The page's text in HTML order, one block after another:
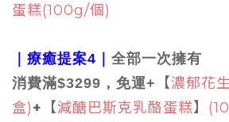
蛋糕(100g/個)
｜療癒提案4
全部一次擁有
消費滿$3299， 免運+ 【濃郁花
盒)+ 【減醣巴斯克乳酪蛋糕】